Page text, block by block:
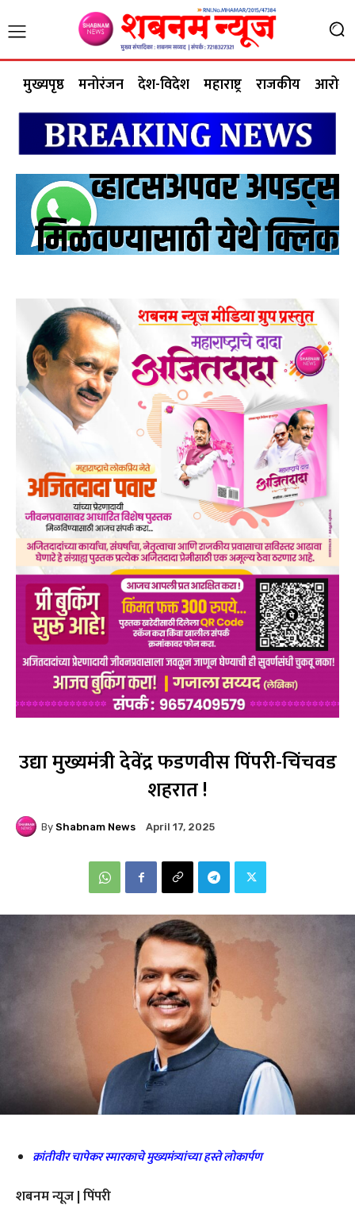
मुख्यपृष्ठ मनोरंजन देश-विदेश महाराष्ट्र राजकीय आरोग्य
उद्या मुख्यमंत्री देवेंद्र फडणवीस पिंपरी-चिंचवड
शहरात !
By Shabnam News April 17, 2025
क्रांतीवीर चापेकर स्मारकाचे मुख्यमंत्र्यांच्या हस्ते लोकार्पण
शबनम न्यूज | पिंपरी